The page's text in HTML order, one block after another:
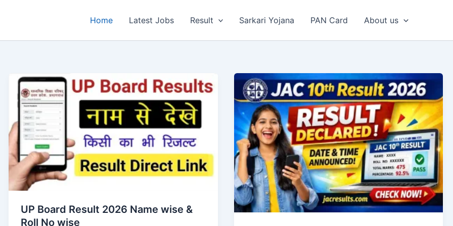
Home Latest Jobs Result Sarkari Yojana PAN Card About us
UP Board Result 2026 Name wise &
Roll No wise